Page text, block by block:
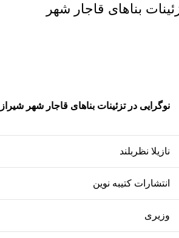
بناهای قاجار شهر
نوگرایی در تزئینات بناهای قاجار شهر شیراز
نازیلا نظربلند
انتشارات کتیبه نوین
وزیری